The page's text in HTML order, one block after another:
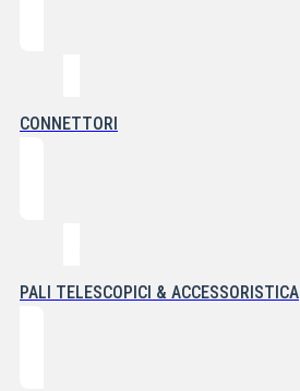
CONNETTORI
PALI TELESCOPICI & ACCESSORISTICA